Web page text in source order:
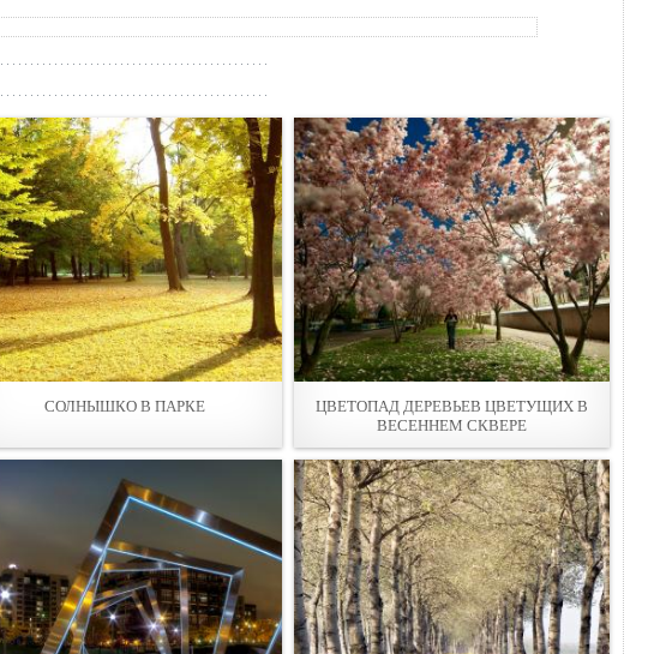
СОЛНЫШКО В ПAРКЕ
ЦВЕТОПАД ДЕРЕВЬЕВ ЦВЕТУЩИX В
ВЕСЕННЕМ СКВЕРЕ